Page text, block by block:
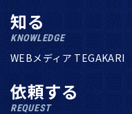
知る
KNOWLEDGE
WEBメディア TEGAKARI
依頼する
REQUEST